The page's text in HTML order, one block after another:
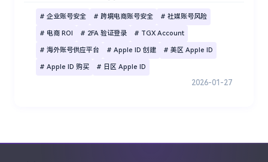
# 企业账号安全 # 跨境电商账号安全 # 社媒账号风险
# 电商 ROI # 2FA 验证登录 # TGX Account
# 海外账号供应平台 # Apple ID 创建 # 美区 Apple ID
# Apple ID 购买 # 日区 Apple ID
2026-01-27